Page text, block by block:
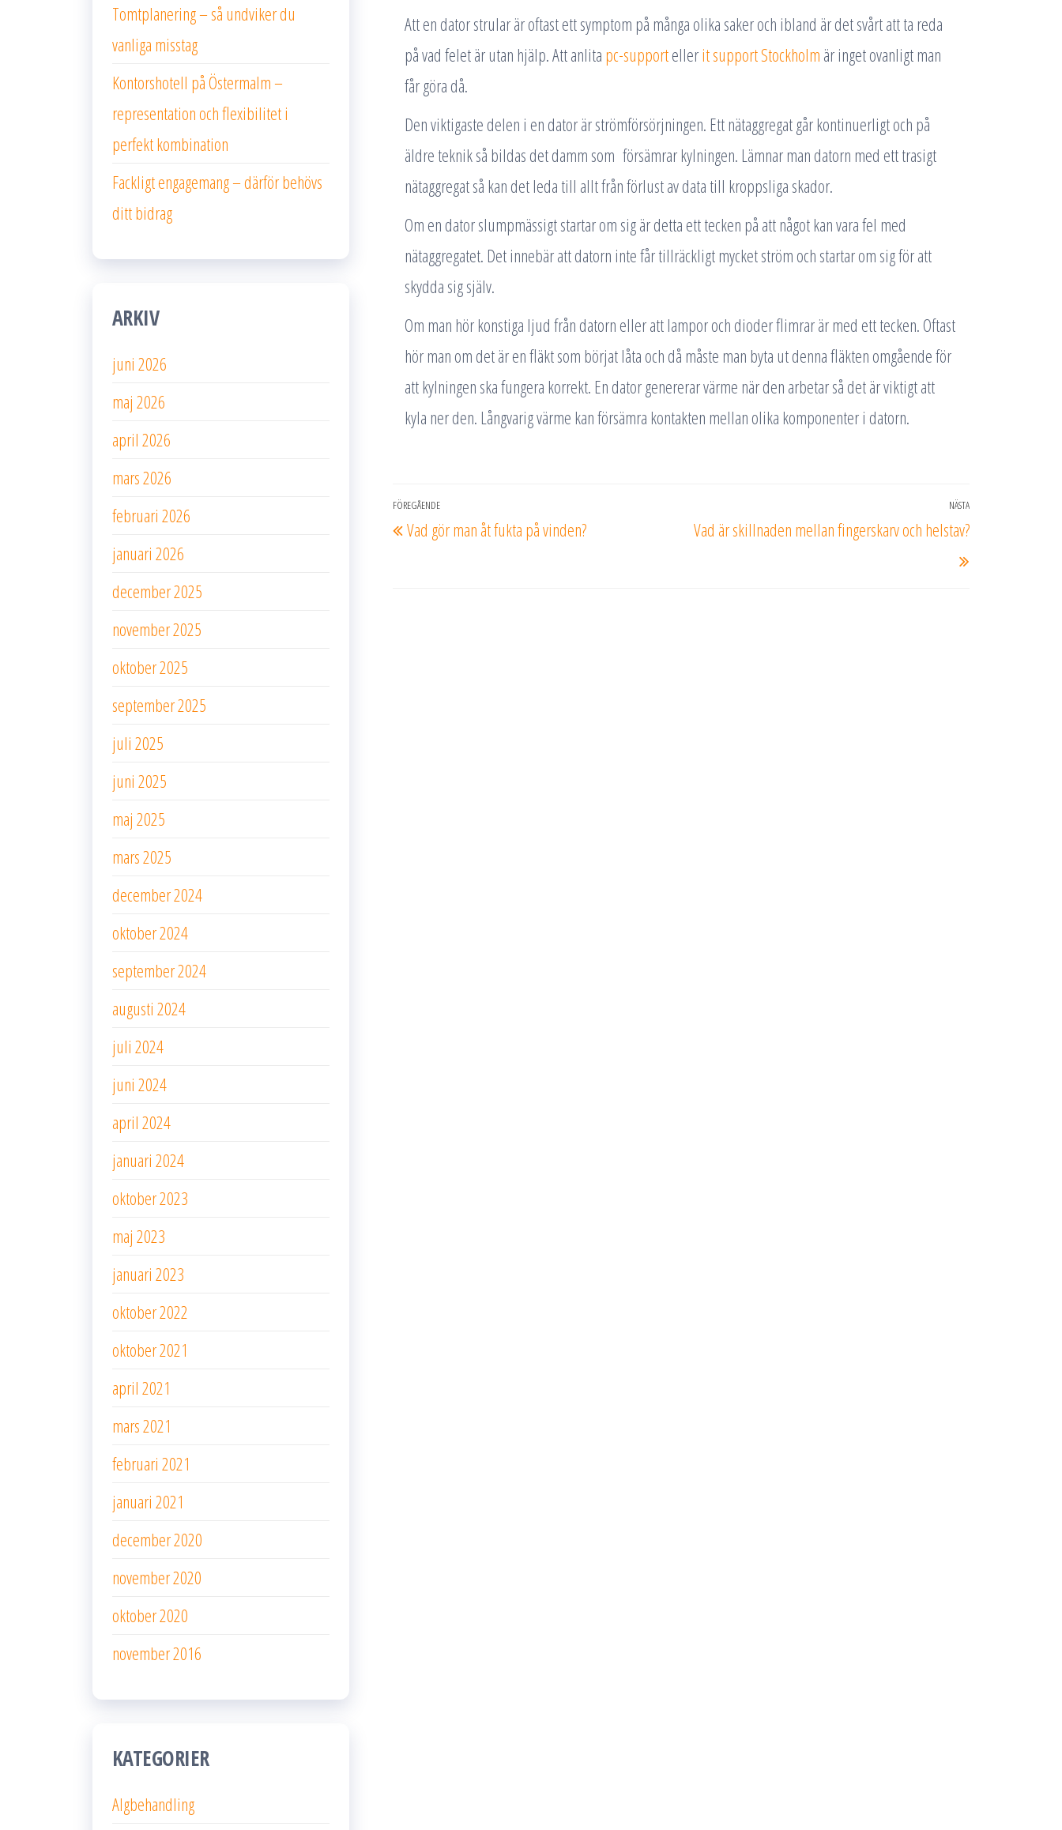
Att en dator strular är oftast ett symptom på många olika saker och ibland är det svårt att ta reda
på vad felet är utan hjälp. Att anlita pc-supportellerit support Stockholm är inget ovanligt man
får göra då.
Den viktigaste delen i en dator är strömförsörjningen. Ett nätaggregat går kontinuerligt och på
äldre teknik så bildas det damm som försämrar kylningen. Lämnar man datorn med ett trasigt
nätaggregat så kan det leda till allt från förlust av data till kroppsliga skador.
Om en dator slumpmässigt startar om sig är detta ett tecken på att något kan vara fel med
nätaggregatet. Det innebär att datorn inte får tillräckligt mycket ström och startar om sig för att
skydda sig själv.
Om man hör konstiga ljud från datorn eller att lampor och dioder flimrar är med ett tecken. Oftast
hör man om det är en fläkt som börjat låta och då måste man byta ut denna fläkten omgående för
att kylningen ska fungera korrekt. En dator genererar värme när den arbetar så det är viktigt att
kyla ner den. Långvarig värme kan försämra kontakten mellan olika komponenter i datorn.
Inläggsnavigering
Föregående
inlägg
FÖREGÅENDE
Vad gör man åt fukta på vinden?
Nästa
NÄSTA
Vad är skillnaden mellan fingerskarv och helstav?
Tomtplanering – så undviker du
vanliga misstag
Kontorshotell på Östermalm –
representation och flexibilitet i
perfekt kombination
Fackligt engagemang – därför behövs
ditt bidrag
ARKIV
juni 2026
maj 2026
april 2026
mars 2026
februari 2026
januari 2026
december 2025
november 2025
oktober 2025
september 2025
juli 2025
juni 2025
maj 2025
mars 2025
december 2024
oktober 2024
september 2024
augusti 2024
juli 2024
juni 2024
april 2024
januari 2024
oktober 2023
maj 2023
januari 2023
oktober 2022
oktober 2021
april 2021
mars 2021
februari 2021
januari 2021
december 2020
november 2020
oktober 2020
november 2016
KATEGORIER
Algbehandling